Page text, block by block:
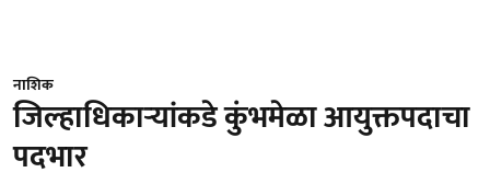
नाशिक
जिल्हाधिकाऱ्यांकडे कुंभमेळा आयुक्तपदाचा
पदभार